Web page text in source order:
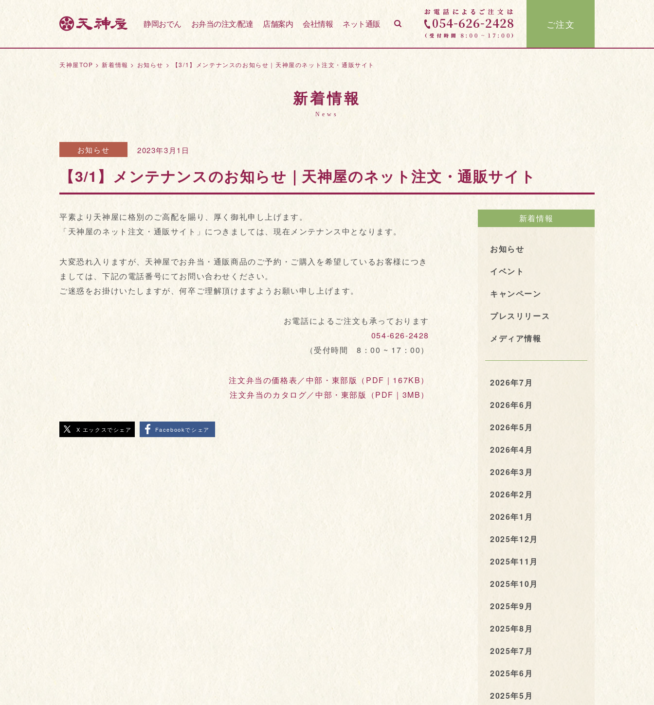
静岡おでん お弁当の注文/配達 店舗案内 会社情報 ネット通販 ご注文
天神屋TOP >新着情報 > お知らせ > 【3/1】メンテナンスのお知らせ｜天神屋のネット注文・通販サイト
新着情報
News
お知らせ 2023年3月1日
【3/1】メンテナンスのお知らせ｜天神屋のネット注文・通販サイト
平素より天神屋に格別のご高配を賜り、厚く御礼申し上げます。
「天神屋のネット注文・通販サイト」につきましては、現在メンテナンス中となります。
大変恐れ入りますが、天神屋でお弁当・通販商品のご予約・ご購入を希望しているお客様につき
ましては、下記の電話番号にてお問い合わせください。
ご迷惑をお掛けいたしますが、何卒ご理解頂けますようお願い申し上げます。
お電話によるご注文も承っております
054-626-2428
（受付時間 8：00 ~ 17：00）
注文弁当の価格表／中部・東部版（PDF｜167KB）
注文弁当のカタログ／中部・東部版（PDF｜3MB）
X エックスでシェア Facebookでシェア
新着情報
お知らせ
イベント
キャンペーン
プレスリリース
メディア情報
2026年7月
2026年6月
2026年5月
2026年4月
2026年3月
2026年2月
2026年1月
2025年12月
2025年11月
2025年10月
2025年9月
2025年8月
2025年7月
2025年6月
2025年5月